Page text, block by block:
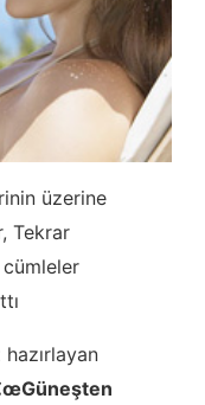
üzerine
Tekrar